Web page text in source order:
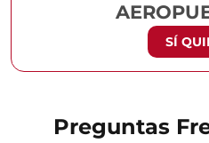
SÍ
Preguntas